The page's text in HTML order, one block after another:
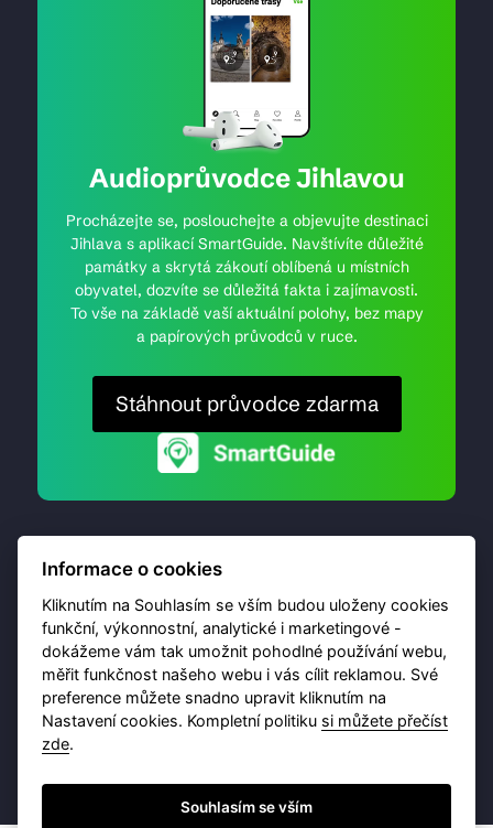
Audioprůvodce Jihlavou
Procházejte se, poslouchejte a objevujte destinaci
Jihlava s aplikací SmartGuide. Navštívíte důležité
památky a skrytá zákoutí oblíbená u místních
obyvatel, dozvíte se důležitá fakta i zajímavosti.
To vše na základě vaší aktuální polohy, bez mapy
a papírových průvodců v ruce.
Stáhnout průvodce zdarma
© 2026 Destinační portál provozujeBrána Jihlavy,
příspěvková organizace. Všechna práva vyhrazena.
Ochrana osobních údajů
Informace o cookies
Kliknutím na Souhlasím se vším budou uloženy cookies
funkční, výkonnostní, analytické i marketingové -
dokážeme vám tak umožnit pohodlné používání webu,
měřit funkčnost našeho webu i vás cílit reklamou. Své
preference můžete snadno upravit kliknutím na
Nastavení cookies. Kompletní politiku si můžete přečíst
zde.
Souhlasím se vším